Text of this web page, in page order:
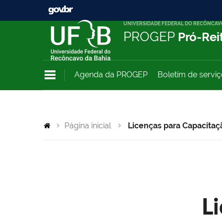
UNIVERSIDADE FEDERAL DO
PROGEP Pró-
Agenda da PROGEP Boletim de
Página inicial Licenças para